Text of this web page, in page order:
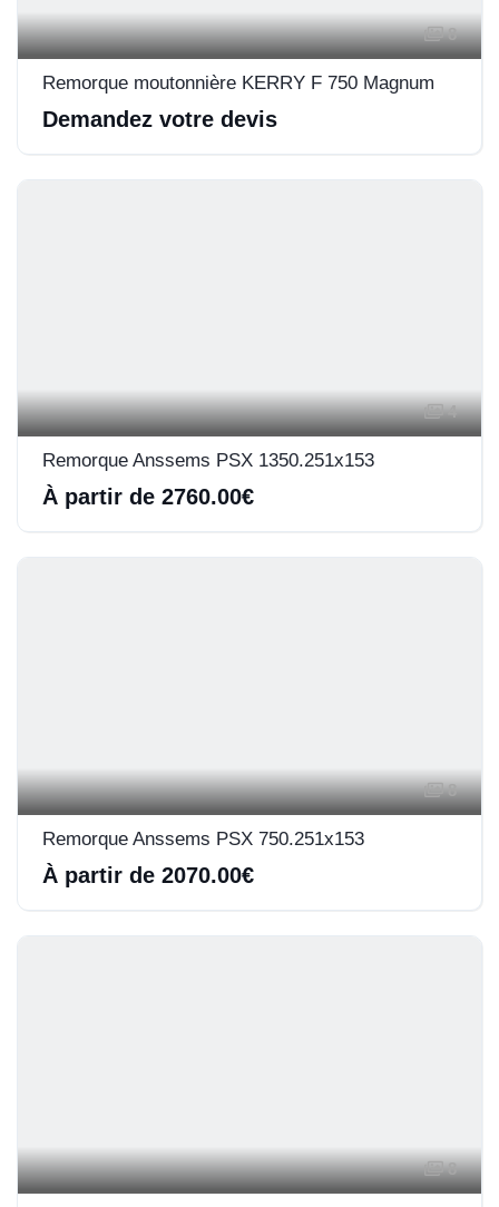
8
Remorque moutonnière KERRY F 750 Magnum
Demandez votre devis
4
Remorque Anssems PSX 1350.251x153
À partir de 2760.00€
8
Remorque Anssems PSX 750.251x153
À partir de 2070.00€
8